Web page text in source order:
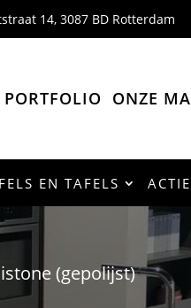
14, 3087 BD Rotterdam
PORTFOLIO ONZE
EN TAFELS
(gepolijst)